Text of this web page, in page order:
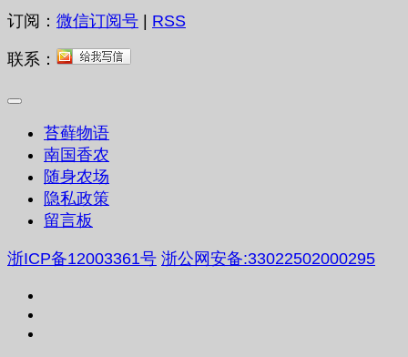
订阅： 微信订阅号 | RSS
联系：
苔藓物语
南国香农
随身农场
隐私政策
留言板
浙ICP备12003361号 浙公网安备:33022502000295